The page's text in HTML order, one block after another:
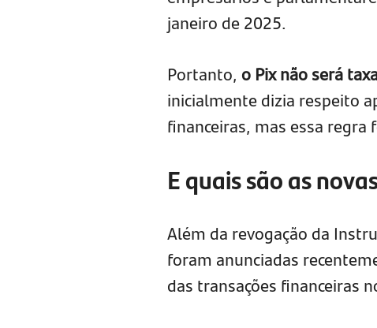
janeiro de 2025.
Portanto, o Pix não será
inicialmente dizia respeito
financeiras, mas essa
E quais são as
Além da revogação da
foram anunciadas
das transações financeiras